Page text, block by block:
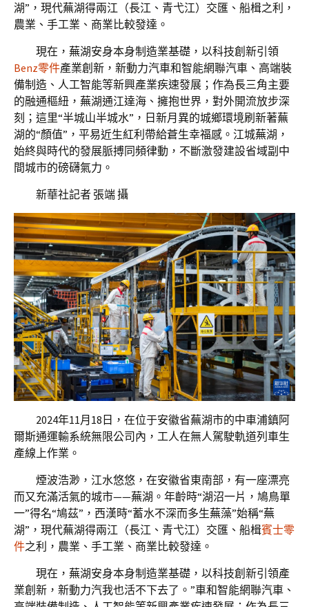
湖”，現代蕪湖得兩江（長江、青弋江）交匯、船楫之利，
農業、手工業、商業比較發達。
現在，蕪湖安身本身制造業基礎，以科技創新引領
Benz零件產業創新，新動力汽車和智能網聯汽車、高端裝
備制造、人工智能等新興產業疾速發展；作為長三角主要
的融通樞紐，蕪湖通江達海、擁抱世界，對外開流放步深
刻；這里“半城山半城水”，日新月異的城鄉環境刷新著蕪
湖的“顏值”，平易近生紅利帶給蒼生幸福感。江城蕪湖，
始終與時代的發展脈搏同頻律動，不斷激發建設省域副中
間城市的磅礴氣力。
新華社記者 張端 攝
2024年11月18日，在位于安徽省蕪湖市的中車浦鎮阿
爾斯通運輸系統無限公司內，工人在無人駕駛軌道列車生
產線上作業。
煙波浩渺，江水悠悠，在安徽省東南部，有一座漂亮
而又充滿活氣的城市——蕪湖。年齡時“湖沼一片，鳩鳥單
一”得名“鳩茲”，西漢時“蓄水不深而多生蕪藻”始稱“蕪
湖”，現代蕪湖得兩江（長江、青弋江）交匯、船楫賓士零
件之利，農業、手工業、商業比較發達。
現在，蕪湖安身本身制造業基礎，以科技創新引領產
業創新，新動力汽我也活不下去了。”車和智能網聯汽車、